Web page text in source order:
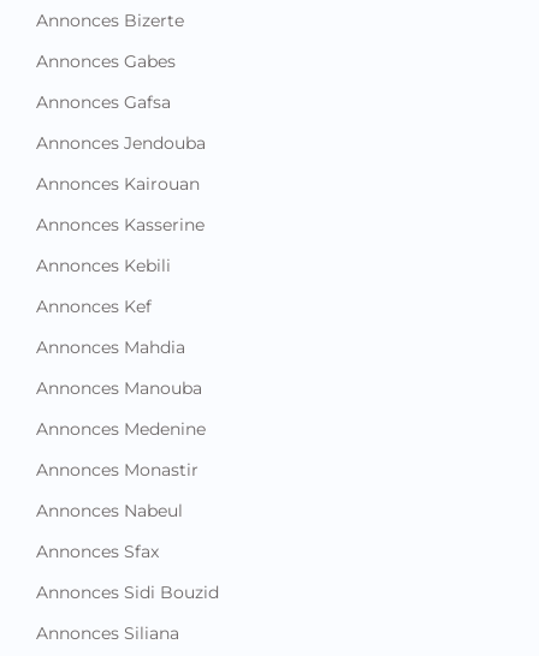
Annonces Gafsa
Annonces Jendouba
Annonces Kairouan
Annonces Kasserine
Annonces Kebili
Annonces Kef
Annonces Mahdia
Annonces Manouba
Annonces Medenine
Annonces Monastir
Annonces Nabeul
Annonces Sfax
Annonces Sidi Bouzid
Annonces Siliana
Annonces Sousse
Annonces Tataouine